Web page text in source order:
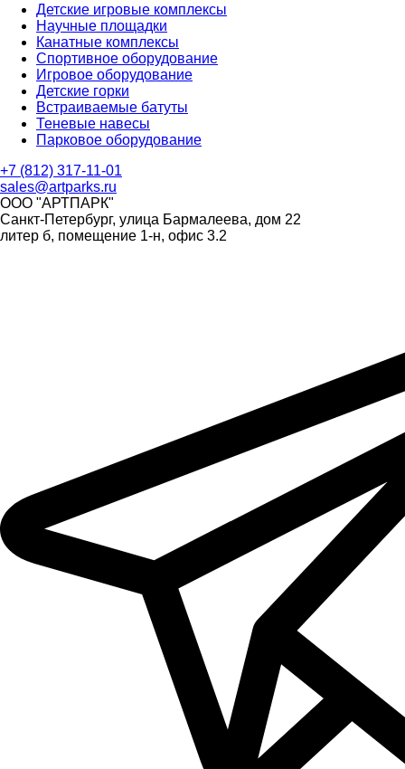
Детские игровые комплексы
Научные площадки
Канатные комплексы
Спортивное оборудование
Игровое оборудование
Детские горки
Встраиваемые батуты
Теневые навесы
Парковое оборудование
+7 (812) 317-11-01
sales@artparks.ru
ООО "АРТПАРК"
Санкт-Петербург, улица Бармалеева, дом 22
литер б, помещение 1-н, офис 3.2